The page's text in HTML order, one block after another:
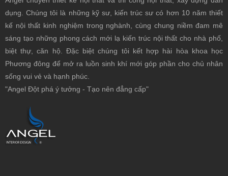
dụng. Chúng tôi là những kỹ sư, kiến trúc sư có hơn 10 năm thiết
kế nội thất kinh nghiệm trong nghành, cùng chung niềm đam mê
sáng tạo những phong cách mới lạ kiến trúc nội thất cho nhà phố,
biệt thự, căn hộ. Đặc biệt chúng tôi kết hợp hài hòa khoa học
Phương đông để mở ra luồn sinh khí mới góp phần cho chủ nhân
sống vui vẻ và hạnh phúc.
"Angel Đột phá ý tưởng - Tạo nên đẳng cấp"